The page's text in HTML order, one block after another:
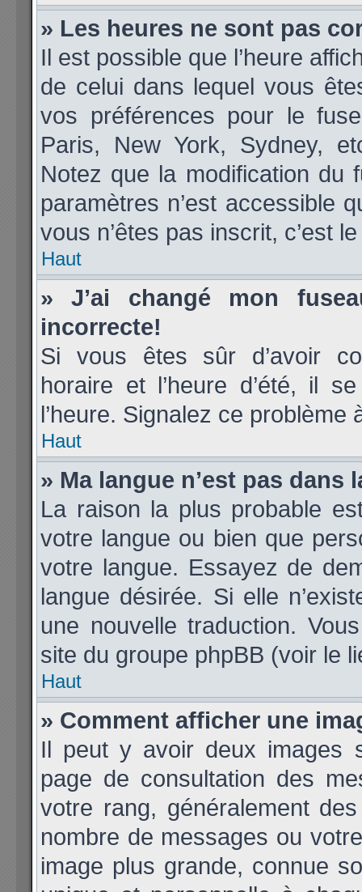
» Les heures ne sont pas
Il est possible que l’heure
de celui dans lequel vous
vos préférences pour le
Paris, New York, Sydney,
Notez que la modification du
paramètres n’est accessible
vous n’êtes pas inscrit, c’est
Haut
» J’ai changé mon
incorrecte!
Si vous êtes sûr d’avoir
horaire et l’heure d’été, il
l’heure. Signalez ce problème
Haut
» Ma langue n’est pas dans
La raison la plus probable
votre langue ou bien que
votre langue. Essayez de
langue désirée. Si elle
une nouvelle traduction.
site du groupe phpBB (voir le
Haut
» Comment afficher une
Il peut y avoir deux images
page de consultation des
votre rang, généralement
nombre de messages ou
image plus grande, connue